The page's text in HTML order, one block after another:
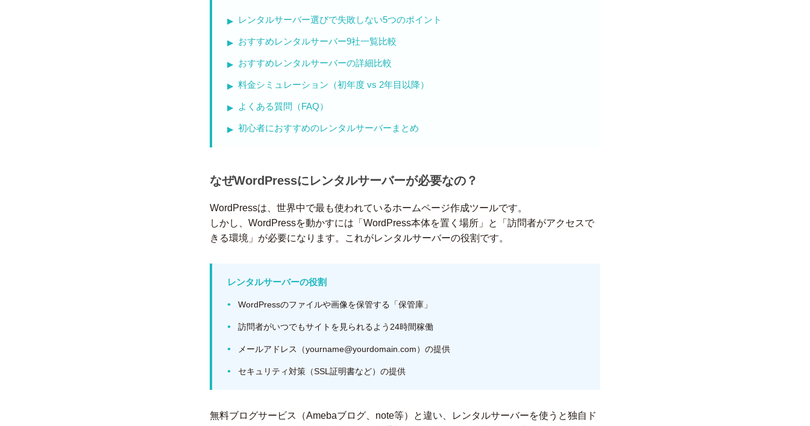
レンタルサーバー選びで失敗しない5つのポイント
おすすめレンタルサーバー9社一覧比較
おすすめレンタルサーバーの詳細比較
料金シミュレーション（初年度 vs 2年目以降）
よくある質問（FAQ）
初心者におすすめのレンタルサーバーまとめ
なぜWordPressにレンタルサーバーが必要なの？
WordPressは、世界中で最も使われているホームページ作成ツールです。
しかし、WordPressを動かすには「WordPress本体を置く場所」と「訪問者がアクセスで
きる環境」が必要になります。これがレンタルサーバーの役割です。
レンタルサーバーの役割
WordPressのファイルや画像を保管する「保管庫」
訪問者がいつでもサイトを見られるよう24時間稼働
メールアドレス（yourname@yourdomain.com）の提供
セキュリティ対策（SSL証明書など）の提供
無料ブログサービス（Amebaブログ、note等）と違い、レンタルサーバーを使うと独自ド